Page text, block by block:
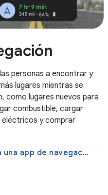
personas a encontrar y
lugares mientras se
como lugares nuevos para
combustible, cargar
eléctricos y comprar
app de navegación